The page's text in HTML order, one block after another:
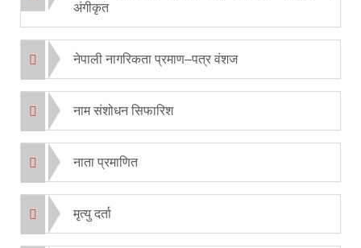
अंगीकृत
नेपाली नागरिकता प्रमाण–पत्र वंशज
नाम संशोधन सिफारिश
नाता प्रमाणित
मृत्यु दर्ता